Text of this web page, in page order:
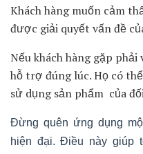
Lắng nghe phản hồi
mình. Qua đó đáp ứng tốt
Một yếu tố quan trọng
hàng là sự tận tâm và
Đào tạo nhân viên để họ